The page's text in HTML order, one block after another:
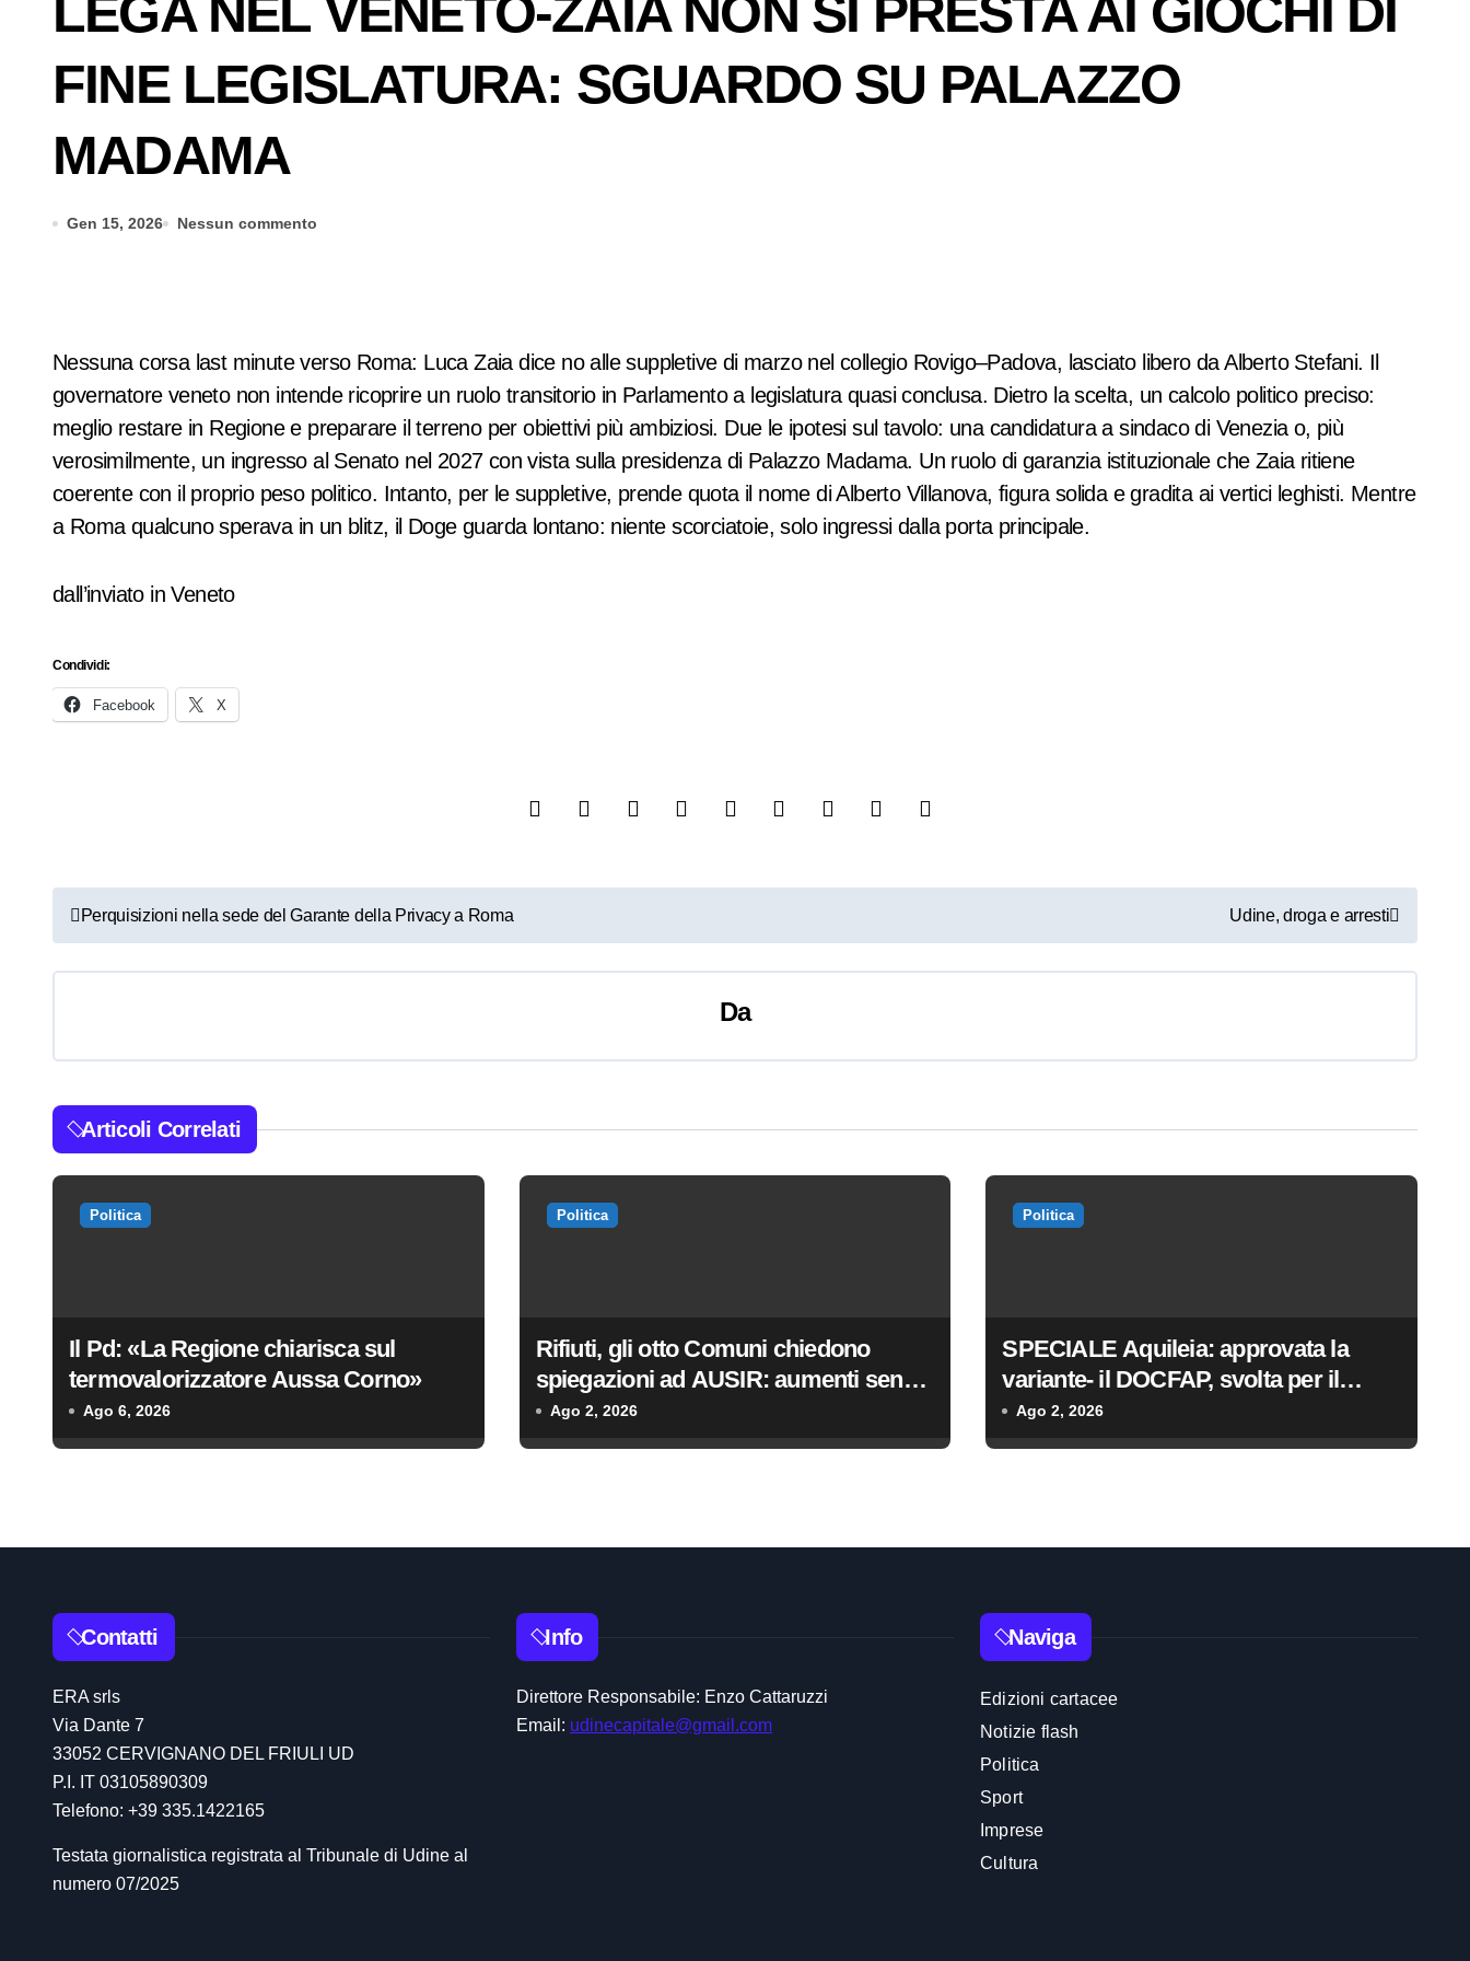
LEGA NEL VENETO-ZAIA NON SI PRESTA AI GIOCHI DI
FINE LEGISLATURA: SGUARDO SU PALAZZO
MADAMA
Gen 15, 2026 Nessun commento
Nessuna corsa last minute verso Roma: Luca Zaia dice no alle suppletive di marzo nel collegio Rovigo–Padova, lasciato libero da Alberto Stefani. Il
governatore veneto non intende ricoprire un ruolo transitorio in Parlamento a legislatura quasi conclusa. Dietro la scelta, un calcolo politico preciso:
meglio restare in Regione e preparare il terreno per obiettivi più ambiziosi. Due le ipotesi sul tavolo: una candidatura a sindaco di Venezia o, più
verosimilmente, un ingresso al Senato nel 2027 con vista sulla presidenza di Palazzo Madama. Un ruolo di garanzia istituzionale che Zaia ritiene
coerente con il proprio peso politico. Intanto, per le suppletive, prende quota il nome di Alberto Villanova, figura solida e gradita ai vertici leghisti. Mentre
a Roma qualcuno sperava in un blitz, il Doge guarda lontano: niente scorciatoie, solo ingressi dalla porta principale.
dall’inviato in Veneto
Condividi:
Facebook X
N
a
a
z
a
r
o
l
i
Perquisizioni nella sede del Garante della Privacy a Roma Udine, droga e arresti
Da
Articoli Correlati
Politica
Il Pd: «La Regione chiarisca sul
termovalorizzatore Aussa Corno»
Ago 6, 2026
Politica
Rifiuti, gli otto Comuni chiedono
spiegazioni ad AUSIR: aumenti senza
miglioramenti
Ago 2, 2026
Politica
SPECIALE Aquileia: approvata la
variante- il DOCFAP, svolta per il
futuro della città
Ago 2, 2026
Contatti
ERA srls
Via Dante 7
33052 CERVIGNANO DEL FRIULI UD
P.I. IT 03105890309
Telefono: +39 335.1422165
Testata giornalistica registrata al Tribunale di Udine al
numero 07/2025
Info
Direttore Responsabile: Enzo Cattaruzzi
Email: udinecapitale@gmail.com
Naviga
Edizioni cartacee
Notizie flash
Politica
Sport
Imprese
Cultura